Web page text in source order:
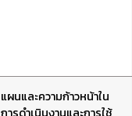
แผนและความก้าวหน้าใน